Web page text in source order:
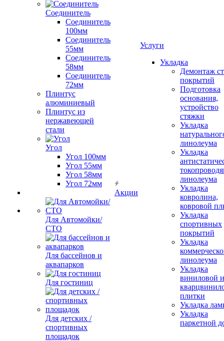
Соединитель
Соединитель
100мм
Соединитель
55мм
Соединитель
58мм
Соединитель
72мм
Плинтус
алюминиевый
Плинтус из
нержавеющей
стали
Угол
Угол 100мм
Угол 55мм
Угол 58мм
Угол 72мм
Для Автомойки/
СТО
Для бассейнов и
аквапарков
Для гостиниц
Для детских /
спортивных
площадок
Акции
Услуги
Укладка
Демонтаж
покрытий
Подготовка
основания,
устройство
стяжки
Укладка
линолеума
Укладка
линолеума
Укладка
ковролина,
ковровой
Укладка
спортивных
покрытий
Укладка
линолеума
Укладка
виниловой и
плитки
Укладка
Укладка
паркетной